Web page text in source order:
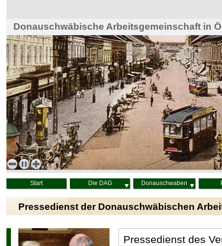
Haus der Heimat, Wien
Donauschwäbische Arbeitsgemeinschaft in
Start Die DAG Donauschwaben
Pressedienst der Donauschwäbischen
Pressedienst des